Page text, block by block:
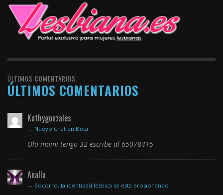
ÚLTIMOS COMENTARIOS
ÚLTIMOS COMENTARIOS
Kathygonzales
→ Nuevo Chat en Beta
Ola mami tengo 32 escribe al 65078415
Analía
→ Socorro, la identidad lésbica se está erosionando